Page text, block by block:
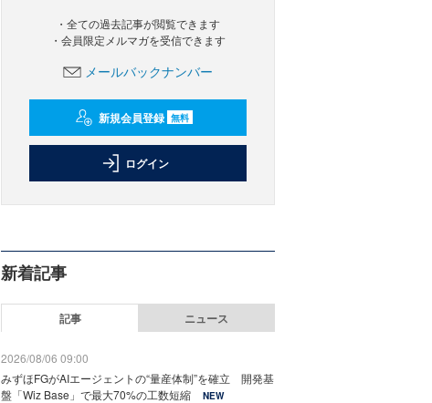
・全ての過去記事が閲覧できます
・会員限定メルマガを受信できます
メールバックナンバー
新規会員登録 無料
ログイン
新着記事
記事 ニュース
2026/08/06 09:00
みずほFGがAIエージェントの“量産体制”を確立 開発基
盤「Wiz Base」で最大70%の工数短縮
NEW